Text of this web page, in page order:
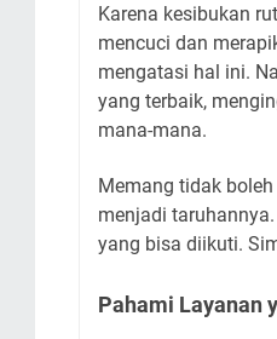
Karena kesibukan
mencuci dan
mengatasi hal ini.
yang terbaik,
mana-mana.
Memang tidak
menjadi
yang bisa diikuti.
Pahami Layanan